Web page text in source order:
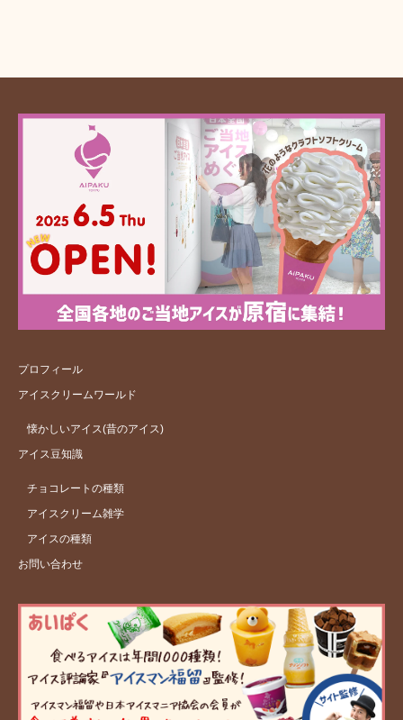
プロフィール
アイスクリームワールド
懐かしいアイス(昔のアイス)
アイス豆知識
チョコレートの種類
アイスクリーム雑学
アイスの種類
お問い合わせ